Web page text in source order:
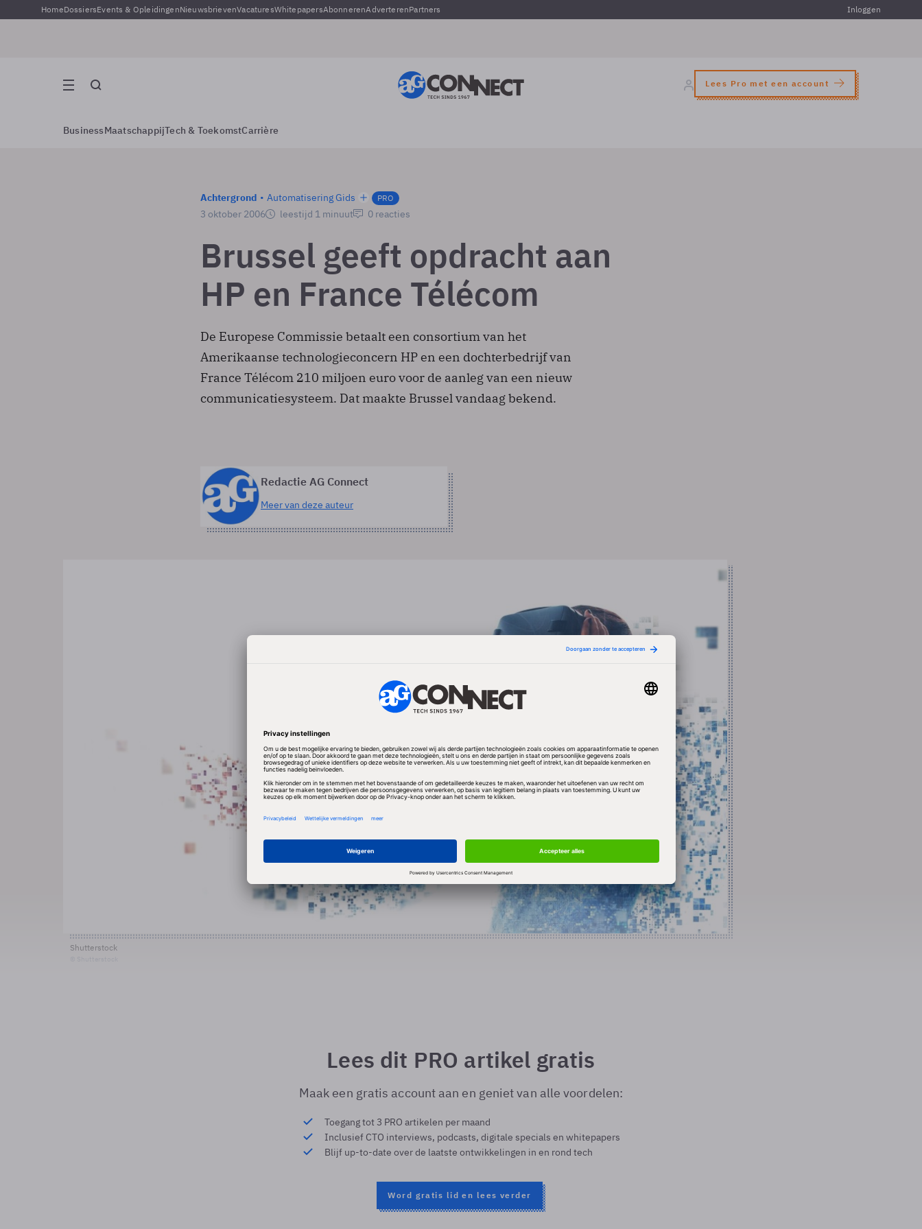
HomeDossiersEvents & OpleidingenNieuwsbrievenVacaturesWhitepapersAbonnerenAdverterenPartners Inloggen
Lees Pro met een account
BusinessMaatschappijTech & ToekomstCarrière
Achtergrond Automatisering Gids PRO
3 oktober 2006 leestijd 1 minuut 0 reacties
Brussel geeft opdracht aan
HP en France Télécom
De Europese Commissie betaalt een consortium van het
Amerikaanse technologieconcern HP en een dochterbedrijf van
France Télécom 210 miljoen euro voor de aanleg van een nieuw
communicatiesysteem. Dat maakte Brussel vandaag bekend.
Redactie AG Connect
Meer van deze auteur
Shutterstock
Lees dit PRO artikel gratis
Maak een gratis account aan en geniet van alle voordelen:
Toegang tot 3 PRO artikelen per maand
Inclusief CTO interviews, podcasts, digitale specials en whitepapers
Blijf up-to-date over de laatste ontwikkelingen in en rond tech
Word gratis lid en lees verder